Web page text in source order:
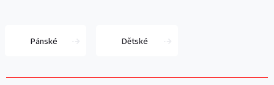
Pánské Dětské